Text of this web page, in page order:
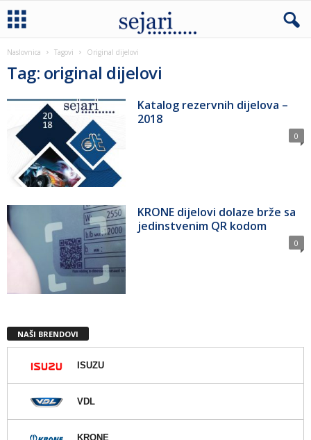
Naslovnica Tagovi Original dijelovi
Tag: original dijelovi
Katalog rezervnih dijelova –
2018
0
KRONE dijelovi dolaze brže sa
jedinstvenim QR kodom
0
NAŠI BRENDOVI
ISUZU
VDL
KRONE